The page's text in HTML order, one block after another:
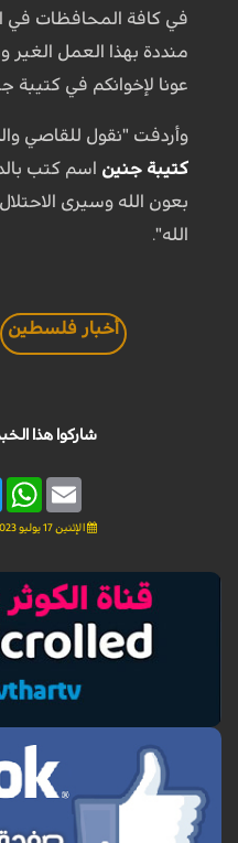
في كافة المحافظات في
منددة بهذا العمل الغير
عونا لإخوانكم في كتيبة
وأردفت "نقول للقاصي
كتيبة جنين اسم كتب
بعون الله وسيرى
الله".
أخبار فلسطين
شاركوا هذا
Email
الإثنين 17 يوليو 2023 - 16:02 بتوقيت غرينتش